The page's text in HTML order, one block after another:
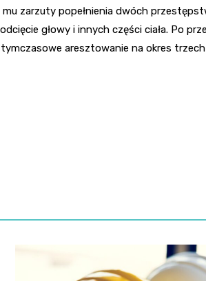
zarzuty popełnienia dwóch
głowy i innych części ciała. Po
aresztowanie na okres